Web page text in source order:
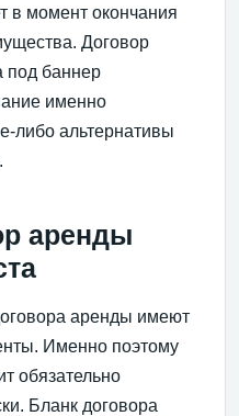
в момент окончания
Договор
под баннер
именно
либо альтернативы
аренды
аренды имеют
Именно поэтому
обязательно
Бланк договора